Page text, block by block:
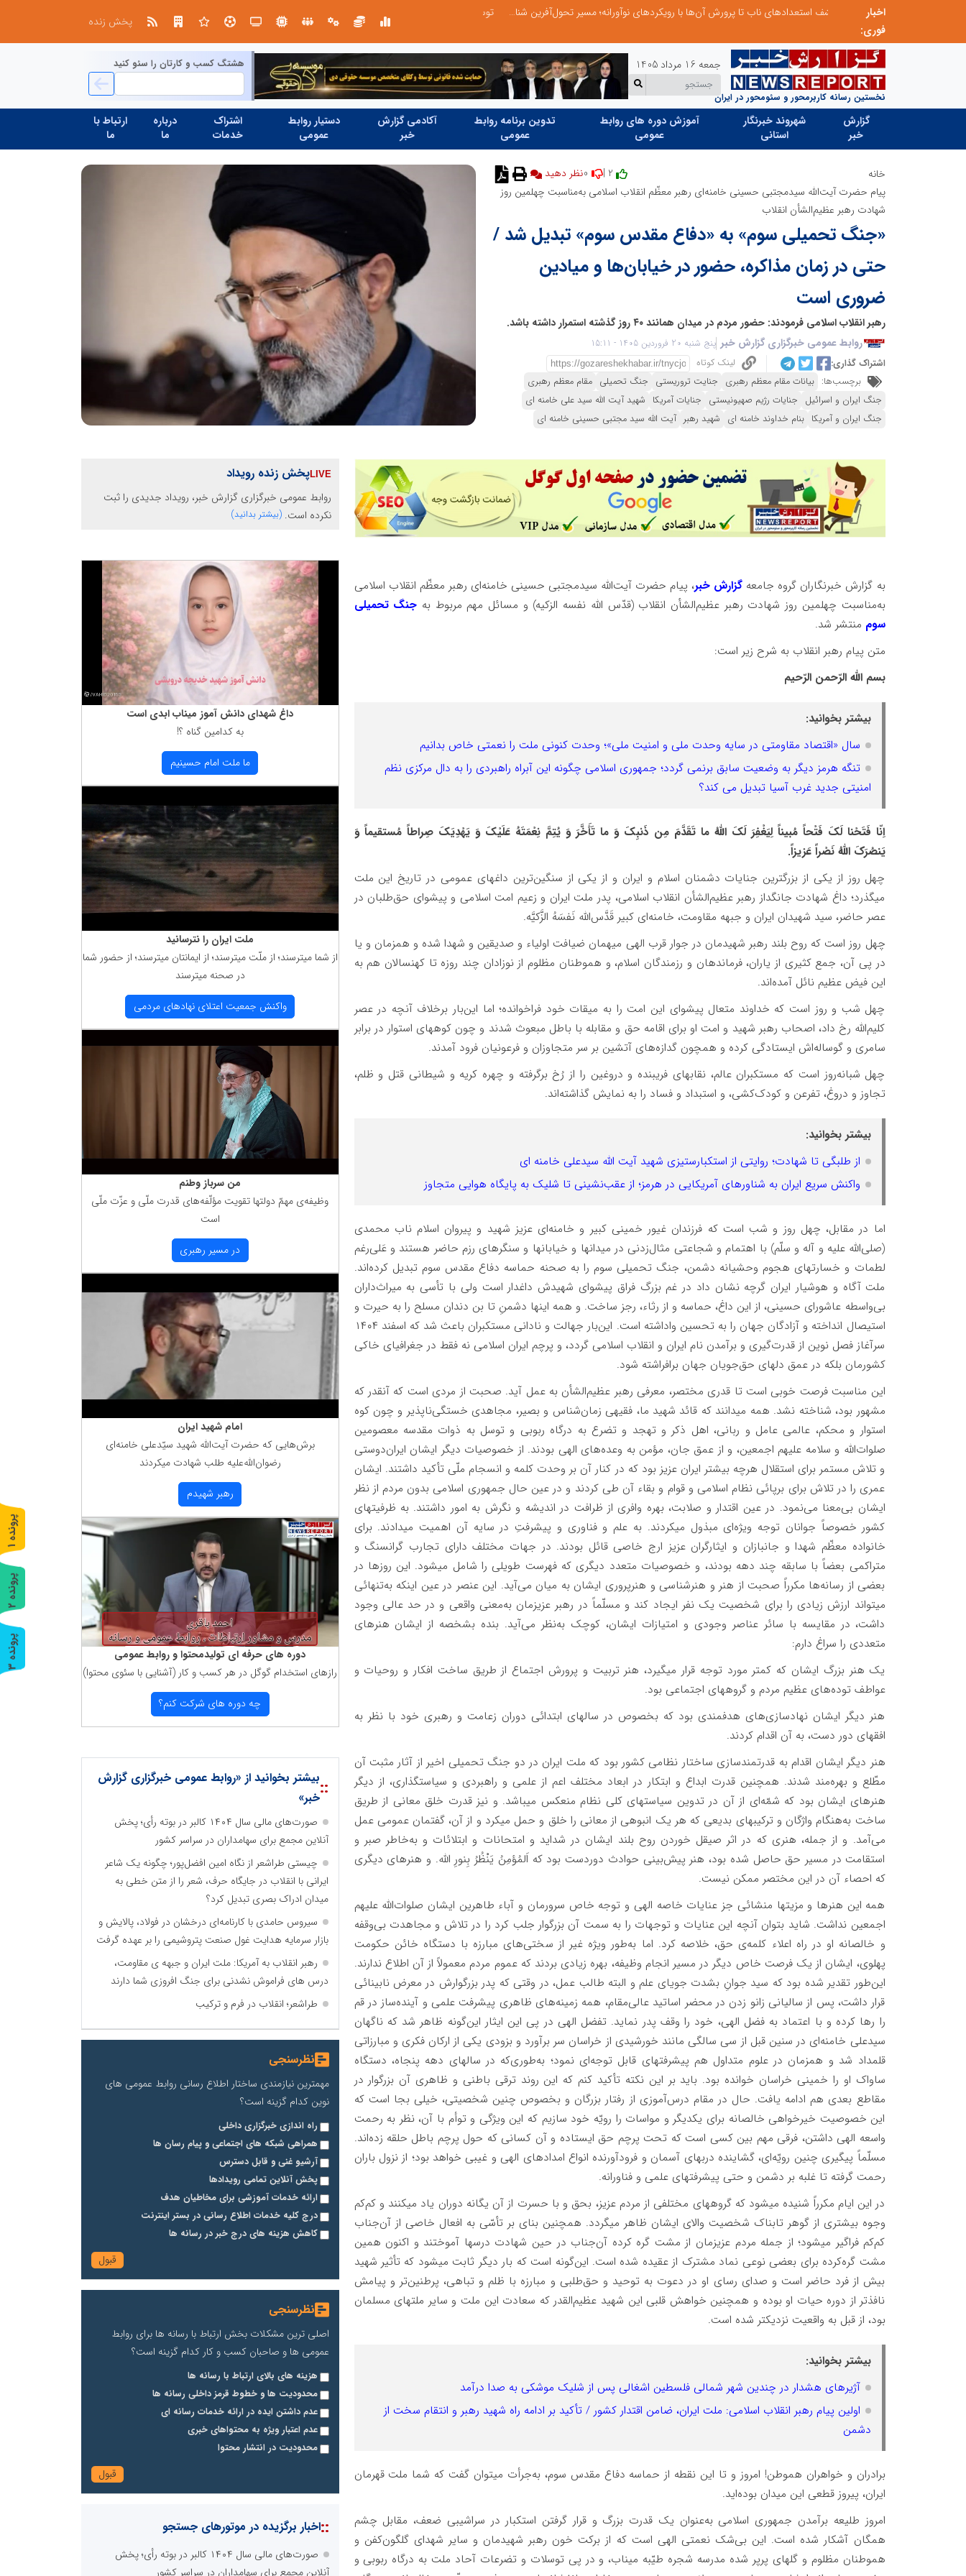
اخبار
فوری:
توسعه ورزش‌های رزمی و ترویج هرچه بهتر رشته‌های ورزشی، در گرو خلاقیت و نوآوری است
پخش زنده
نخستین رسانه کاربرمحور و سئومحور در ایران
جمعه 16 مرداد 1405 هشتگ کسب و کارتان را سئو کنید
گزارش
خبر
شهروند خبرنگار
استانی
آموزش دوره های روابط
عمومی
تدوین برنامه روابط
عمومی
آکادمی گزارش
خبر
دستیار روابط
عمومی
اشتراک
خدمات
درباره
ما
ارتباط با
ما
خانه
نظر دهید
پیام حضرت آیت‌الله سیدمجتبی حسینی خامنه‌ای رهبر معظّم انقلاب اسلامی به‌مناسبت چهلمین روز
شهادت رهبر عظیم‌الشأن انقلاب
«جنگ تحمیلی سوم» به «دفاع مقدس سوم» تبدیل شد /
حتی در زمان مذاکره، حضور در خیابان‌ها و میادین
ضروری است
رهبر انقلاب اسلامی فرمودند: حضور مردم در میدان همانند ۴۰ روز گذشته استمرار داشته باشد.
روابط عمومی خبرگزاری گزارش خبر پنج شنبه 20 فروردین 1405 - 15:11
اشتراک گذاری:
لینک کوتاه
برچسب‌ها: بیانات مقام معظم رهبری جنایت تروریستی جنگ تحمیلی مقام معظم رهبری
جنگ ایران و اسرائیل جنایات رژیم صهیونیستی جنایات آمریکا شهید آیت الله سید علی خامنه ای
جنگ ایران و آمریکا بنام خداوند خامنه ای شهید رهبر آیت الله سید مجتبی حسینی خامنه ای
به گزارش خبرنگاران گروه جامعه گزارش خبر، پیام حضرت آیت‌الله سیدمجتبی حسینی خامنه‌ای رهبر معظّم انقلاب اسلامی
به‌مناسبت چهلمین روز شهادت رهبر عظیم‌الشأن انقلاب (قدّس الله نفسه الزکیه) و مسائل مهم مربوط به جنگ تحمیلی
سوم منتشر شد.
متن پیام رهبر انقلاب به شرح زیر است:
بسم الله الرّحمن الرّحیم
بیشتر بخوانید:
سال «اقتصاد مقاومتی در سایه وحدت ملی و امنیت ملی»؛ وحدت کنونی ملت را نعمتی خاص بدانیم
تنگه هرمز دیگر به وضعیت سابق برنمی گردد؛ جمهوری اسلامی چگونه این آبراه راهبردی را به دال مرکزی نظم
امنیتی جدید غرب آسیا تبدیل می کند؟
اِنّا فَتَحْنا لَکَ فَتْحاً مُبیناً لِیَغْفِرَ لَکَ اللهُ ما تَقَدَّمَ مِن ذَنبِکَ وَ ما تَأَخَّرَ وَ یُتِمَّ نِعْمَتَهُ عَلَیْکَ وَ یَهْدِیَکَ صِراطاً مُستقیماً وَ
یَنصُرَکَ اللهُ نَصْراً عَزیزاً.
چهل روز از یکی از بزرگترین جنایات دشمنان اسلام و ایران و از یکی از سنگین‌ترین داغهای عمومی در تاریخ این ملت
میگذرد؛ داغ شهادت جانگداز رهبر عظیم‌الشأن انقلاب اسلامی، پدر ملت ایران و زعیم امت اسلامی و پیشوای حق‌طلبان در
عصر حاضر، سید شهیدان ایران و جبهه مقاومت، خامنه‌ای کبیر قَدَّس‌الله نَفسَهُ‌ الزَّکیَّه.
چهل روز است که روح بلند رهبر شهیدمان در جوار قرب الهی میهمان ضیافت اولیاء و صدیقین و شهدا شده و همزمان و یا
در پی آن، جمع کثیری از یاران، فرماندهان و رزمندگان اسلام، و هموطنان مظلوم از نوزادان چند روزه تا کهنسالان هم به
این فیض عظیم نائل آمده‌اند.
چهل شب و روز است که خداوند متعال پیشوای این امت را به میقات خود فراخوانده؛ اما این‌بار برخلاف آنچه در عصر
کلیم‌الله رخ داد، اصحاب رهبر شهید و امت او برای اقامه حق و مقابله با باطل مبعوث شدند و چون کوههای استوار در برابر
سامری و گوساله‌اش ایستادگی کرده و همچون گدازه‌های آتشین بر سر متجاوزان و فرعونیان فرود آمدند.
چهل شبانه‌روز است که مستکبران عالم، نقابهای فریبنده و دروغین را از رُخ برگرفته ‌و چهره‌ کریه و شیطانی قتل و ظلم،
تجاوز و دروغ، تفرعن و کودک‌کشی، و استبداد و فساد را به نمایش گذاشته‌اند.
بیشتر بخوانید:
از طلبگی تا شهادت؛ روایتی از استکبارستیزی شهید آیت الله سیدعلی خامنه ای
واکنش سریع ایران به شناورهای آمریکایی در هرمز؛ از عقب‌نشینی تا شلیک به پایگاه هوایی متجاوز
اما در مقابل، چهل روز و شب است که فرزندان غیور خمینی کبیر و خامنه‌ای عزیز شهید و پیروان اسلام ناب محمدی
(صلی‌الله علیه و آله و سلّم) با اهتمام و شجاعتی مثال‌زدنی در میدانها و خیابانها و سنگرهای رزم حاضر هستند و عَلی‌رغم
لطمات و خسارتهای هجوم وحشیانه دشمن، جنگ تحمیلی سوم را به صحنه حماسه دفاع مقدس سوم تبدیل کرده‌اند.
ملت آگاه و هوشیار ایران گرچه نشان داد در غم بزرگ فراق پیشوای شهیدش داغدار است ولی با تأسی به میراث‌داران
بی‌واسطه عاشورای حسینی، از این داغ، حماسه و از رثاء، رجز ساخت. و همه اینها دشمنِ تا بن دندان مسلح را به حیرت و
استیصال انداخته و آزادگان جهان را به تحسین واداشته است. این‌بار جهالت و نادانی مستکبران باعث شد که اسفند ۱۴۰۴
سرآغاز فصل نوین از قدرت‌گیری و برآمدن نام ایران و انقلاب اسلامی گردد، و پرچم ایران اسلامی نه فقط در جغرافیای خاکی
کشورمان بلکه در عمق دلهای حق‌جویان جهان برافراشته شود.
این مناسبت فرصت خوبی است تا قدری مختصر، معرفی رهبر عظیم‌الشأن به عمل آید. صحبت از مردی است که آنقدر که
مشهور بود، شناخته نشد. همه میدانند که قائد شهید ما، فقیهی زمان‌شناس و بصیر، مجاهدی خستگی‌ناپذیر و چون کوه
استوار و محکم، عالمی عامل و ربانی، اهل ذکر و تهجد و تضرع به درگاه ربوبی و توسل به ذوات مقدسه معصومین
صلوات‌الله و سلامه علیهم اجمعین، و از عمق جان، مؤمن به وعده‌های الهی بودند. از خصوصیات دیگر ایشان ایران‌دوستی
و تلاش مستمر برای استقلال هرچه بیشتر ایران عزیز بود که در کنار آن بر وحدت کلمه و انسجام ملّی تأکید داشتند. ایشان
عمری را در تلاش برای برپائی نظام اسلامی و قوام و بقاء آن طی کردند و در عین حال جمهوری اسلامی بدون مردم از نظر
ایشان بی‌معنا می‌نمود. در عین اقتدار و صلابت، بهره وافری از ظرافت در اندیشه و نگرش به امور داشتند. به ظرفیتهای
کشور خصوصاً جوانان توجه ویژه‌ای مبذول میکردند. به علم و فناوری و پیشرفتِ در سایه آن اهمیت میدادند. برای
خانواده معظّم شهدا و جانبازان و ایثارگران عزیز ارج خاصی قائل بودند. در جهات مختلف دارای تجارب گرانسنگ و
متراکمی بعضاً با سابقه چند دهه بودند، و خصوصیات متعدد دیگری که فهرست طویلی را شامل میشود. این روزها در
بعضی از رسانه‌ها مکرراً صحبت از هنر و هنرشناسی و هنرپروری ایشان به میان می‌آید. این عنصر در عین اینکه به‌تنهائی
میتواند ارزش زیادی را برای شخصیت یک نفر ایجاد کند و مسلّماً در رهبر عزیزمان به‌معنی واقعی و در حد عالی وجود
داشت، در مقایسه با سائر عناصر وجودی و امتیازات ایشان، کوچک به‌نظر می‌آید. بنده بشخصه از ایشان هنرهای
متعددی را سراغ دارم:
یک هنر بزرگ ایشان که کمتر مورد توجه قرار میگیرد، هنر تربیت و پرورش اجتماع از طریق ساخت افکار و روحیات و
عواطف توده‌های عظیم مردم و گروههای اجتماعی بود.
هنر دیگر ایشان نهادسازی‌های هدفمندی بود که بخصوص در سالهای ابتدائی دوران زعامت و رهبری خود با نظر به
افقهای دور دست، به آن اقدام کردند.
هنر دیگر ایشان اقدام به قدرتمندسازی ساختار نظامی کشور بود که ملت ایران در دو جنگ تحمیلی اخیر از آثار مثبت آن
مطّلع و بهره‌مند شدند. همچنین قدرت ابداع و ابتکار در ابعاد مختلف اعم از علمی و راهبردی و سیاستگذاری، از دیگر
هنرهای ایشان بود که شمّه‌ای از آن در تدوین سیاستهای کلی نظام منعکس میباشد. و نیز قدرت خلق معانی از طریق
ساخت به‌هنگام واژگان و ترکیبهای بدیعی که هر یک انبوهی از معانی را خلق و حمل میکرد و از آن، گفتمان عمومی عمل
می‌آمد. و از جمله، هنری که در اثر صیقل خوردن روح بلند ایشان در شداید و امتحانات و ابتلائات و به‌خاطر صبر و
استقامت در مسیر حق حاصل شده بود، هنر پیش‌بینی حوادث دوردست بود که اَلمُؤمِنُ یَنْظُرُ بِنورِ الله. و هنرهای دیگری
که احصاء آن در این مختصر ممکن نیست.
همه‌ این هنرها و مزیتها منشائی جز عنایات خاصه الهی و توجه خاص سرورمان و آباء طاهرین ایشان صلوات‌الله علیهم
اجمعین نداشت. شاید بتوان آنچه این عنایات و توجهات را به سمت آن بزرگوار جلب کرد را در تلاش و مجاهدت بی‌وقفه
و خالصانه او در راه اعلاء کلمه‌ی حق، خلاصه کرد. اما به‌طور ویژه غیر از سختی‌های مبارزه با دستگاه خائن حکومت
پهلوی، ایشان از یک فرصت خاص دیگر در مسیر انجام وظیفه، بهره زیادی بردند که عموم مردم معمولاً از آن اطلاع ندارند.
این‌طور تقدیر شده بود که سید جوانِ بشدت جویای علم و البته طالب عمل، در وقتی که پدر بزرگوارش در معرض نابینائی
قرار داشت، پس از سالیانی زانو زدن در محضر اساتید عالی‌مقام، همه‌ زمینه‌های ظاهری پیشرفت علمی و آینده‌ساز در قم
را رها کرده و با اعتماد به فضل الهی، خود را وقف پدر نماید. تفضل الهی در پی این ایثار این‌گونه ظاهر شد که ناگهان
سیدعلی خامنه‌ای در سنین قبل از سی‌ سالگی مانند خورشیدی از خراسان سر برآورد و بزودی یکی از ارکان فکری و مبارزاتی
قلمداد شد و همزمان در علوم متداول هم پیشرفتهای قابل توجه‌ای نمود؛ به‌طوری‌که در سالهای دهه پنجاه، دستگاه
ساواک او را خمینی خراسان خوانده بود. باید بر این نکته تأکید کنم که این روند ترقی باطنی و ظاهری آن بزرگوار در
مقاطع بعدی هم ادامه یافت. حال در مقام درس‌آموزی از رفتار بزرگان و بخصوص چنین شخصیتی، خیلی بجا است که
این خصوصیت خیرخواهی خالصانه برای یکدیگر و مواسات را رویّه خود سازیم که این ویژگی و توأم با آن، نظر به رحمت
واسعه الهی داشتن، فرقی مهم بین کسی است که تحت پرچم حق ایستاده و آن کسانی که حول پرچم باطل حلقه زده‌اند.
مسلّماً پیگیری چنین رویّه‌ای، گشاینده دربهای آسمان و فرودآورنده انواع امدادهای الهی و غیبی خواهد بود؛ از نزول باران
رحمت گرفته تا غلبه بر دشمن و حتی پیشرفتهای علمی و فناورانه.
در این ایام مکرراً شنیده میشود که گروههای مختلفی از مردم عزیز، بحق و با حسرت از آن یگانه دوران یاد میکنند و کم‌کم
وجوه بیشتری از گوهر تابناک شخصیت والای ایشان ظاهر میگردد. همچنین بنای بر تأسّی به افعال خاصی از آن‌جناب
کم‌کم فراگیر میشود؛ از جمله مردم عزیزمان از مشت گره کرده‌ آن‌جناب در حین شهادت درسها آموختند و اکنون همین
مشت گره‌کرده برای بعضی نوعی نماد مشترک از عقیده شده است. این‌گونه است که بار دیگر ثابت میشود که تأثیر شهید
بیش از فرد حاضر است و صدای رسای او در دعوت به توحید و حق‌طلبی و مبارزه با ظلم و تباهی، پرطنین‌تر و پیامش
نافذتر از دوره حیات او بوده و همچنین خواهش قلبی این شهید عظیم‌القدر که سعادت این ملت و سایر ملتهای مسلمان
بود، از قبل به واقعیت نزدیکتر شده است.
بیشتر بخوانید:
آژیرهای هشدار در چندین شهر شمالی فلسطین اشغالی پس از شلیک موشکی به صدا درآمد
اولین پیام رهبر انقلاب اسلامی: ملت ایران، ضامن اقتدار کشور / تأکید بر ادامه راه شهید رهبر و انتقام سخت از
دشمن
برادران و خواهران هموطن! امروز و تا این نقطه از حماسه دفاع مقدس سوم، به‌جرأت میتوان گفت که شما ملت قهرمان
ایران، پیروز قطعی این میدان بوده‌اید.
امروز طلیعه‌ برآمدن جمهوری اسلامی به‌عنوان یک قدرت بزرگ و قرار گرفتن استکبار در سراشیبی ضعف، مقابل چشم
همگان آشکار شده است. این بی‌شک نعمتی الهی است که از برکت خون رهبر شهیدمان و سایر شهدای گلگون‌کفن و
هموطنان مظلوم و گلهای پرپر شده مدرسه شجره طیّبه میناب، و در پی توسلات و تضرعات آحاد ملت به درگاه ربوبی و
پخش زنده رویداد
روابط عمومی خبرگزاری گزارش خبر، رویداد جدیدی را ثبت
نکرده است. (بیشتر بدانید)
داغ شهدای دانش آموز میناب ابدی است
به كدامین گناه ؟!
ما ملت امام حسینیم
ملت ایران را نترسانید
از شما میترسند؛ از ملّت میترسند؛ از ایمانتان میترسند؛ از حضور شما
در صحنه میترسند
واكنش جمعیت اعتلای نهادهای مردمی
من سرباز وطنم
وظیفه‌ی مهمّ دولتها تقویت مؤلّفه‌های قدرت ملّی و عزّت ملّی
است
در مسیر رهبری
امام شهید ایران
برش‌هایی كه حضرت آیت‌الله شهید سیّدعلی خامنه‌ای
رضوان‌الله‌علیه طلب شهادت میكردند
رهبر شهیدم
دوره های حرفه ای تولیدمحتوا و روابط عمومی
رازهای استخدام گوگل در هر كسب و كار (آشنایی با سئوی محتوا)
چه دوره های شركت كنم؟
::بیشتر بخوانید از «روابط عمومی خبرگزاری گزارش
خبر»
صورت‌های مالی سال ۱۴۰۴ کالبر در بوته رأی؛ پخش
آنلاین مجمع برای سهامداران در سراسر کشور
چیستی طراشعر از نگاه امین افضل‌پور؛ چگونه یک شاعر
ایرانی با انقلاب در جایگاه حرف، شعر را از متن خطی به
میدان ادراک بصری تبدیل کرد؟
سیروس حامدی با کارنامه‌ای درخشان در فولاد، پالایش و
بازار سرمایه هدایت غول صنعت پتروشیمی را بر عهده گرفت
رهبر انقلاب به آمریکا: ملت ایران و جبهه ی مقاومت،
درس های فراموش نشدنی برای جنگ افروزی شما دارند
طراشعر؛ انقلاب در فرم و ترکیب
نظرسنجی
مهمترین نیازمندی ساختار اطلاع رسانی روابط عمومی های
نوین کدام گزینه است؟
راه اندازی خبرگزاری داخلی
همراهی شبکه های اجتماعی و پیام رسان ها
آرشیو غنی و قابل دسترس
پخش آنلاین تمامی رویدادها
ارائه خدمات آموزشی برای مخاطیان هدف
درج کلیه خدمات اطلاع رسانی در بستر اینترنت
کاهش هزینه های درج خبر در رسانه ها
نظرسنجی
اصلی ترین مشکلات بخش ارتباط با رسانه ها برای روابط
عمومی ها و صاحبان کسب و کار کدام گزینه است؟
هزینه های بالای ارتباط با رسانه ها
محدودیت ها و خطوط قرمز داخلی رسانه ها
عدم داشتن ایده در ارائه خدمات رسانه ای
عدم اعتبار ویژه به محتواهای خبری
محدودیت در انتشار محتوا
::اخبار برگزیده در موتورهای جستجو
صورت‌های مالی سال ۱۴۰۴ کالبر در بوته رأی؛ پخش
آنلاین مجمع برای سهامداران در سراسر کشور
پ
ر
و
ن
د
ه
1
پ
ر
و
ن
د
ه
2
پ
ر
و
ن
د
ه
3